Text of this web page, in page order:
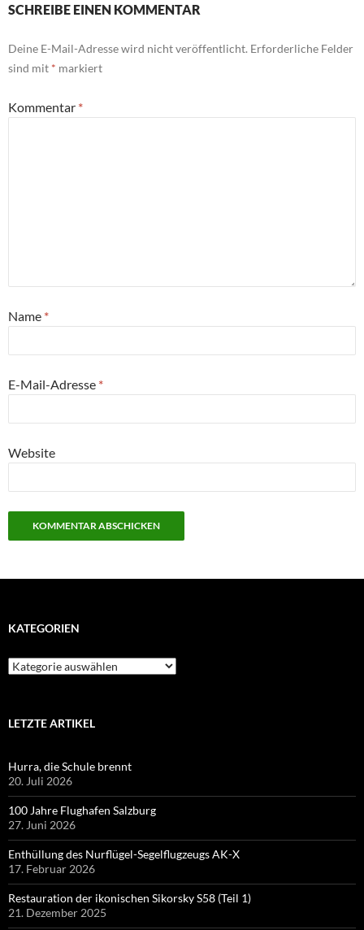
SCHREIBE EINEN KOMMENTAR
Deine E-Mail-Adresse wird nicht veröffentlicht. Erforderliche Felder
sind mit * markiert
Kommentar *
Name *
E-Mail-Adresse *
Website
KATEGORIEN
Kategorien
LETZTE ARTIKEL
Hurra, die Schule brennt
20. Juli 2026
100 Jahre Flughafen Salzburg
27. Juni 2026
Enthüllung des Nurflügel-Segelflugzeugs AK-X
17. Februar 2026
Restauration der ikonischen Sikorsky S58 (Teil 1)
21. Dezember 2025